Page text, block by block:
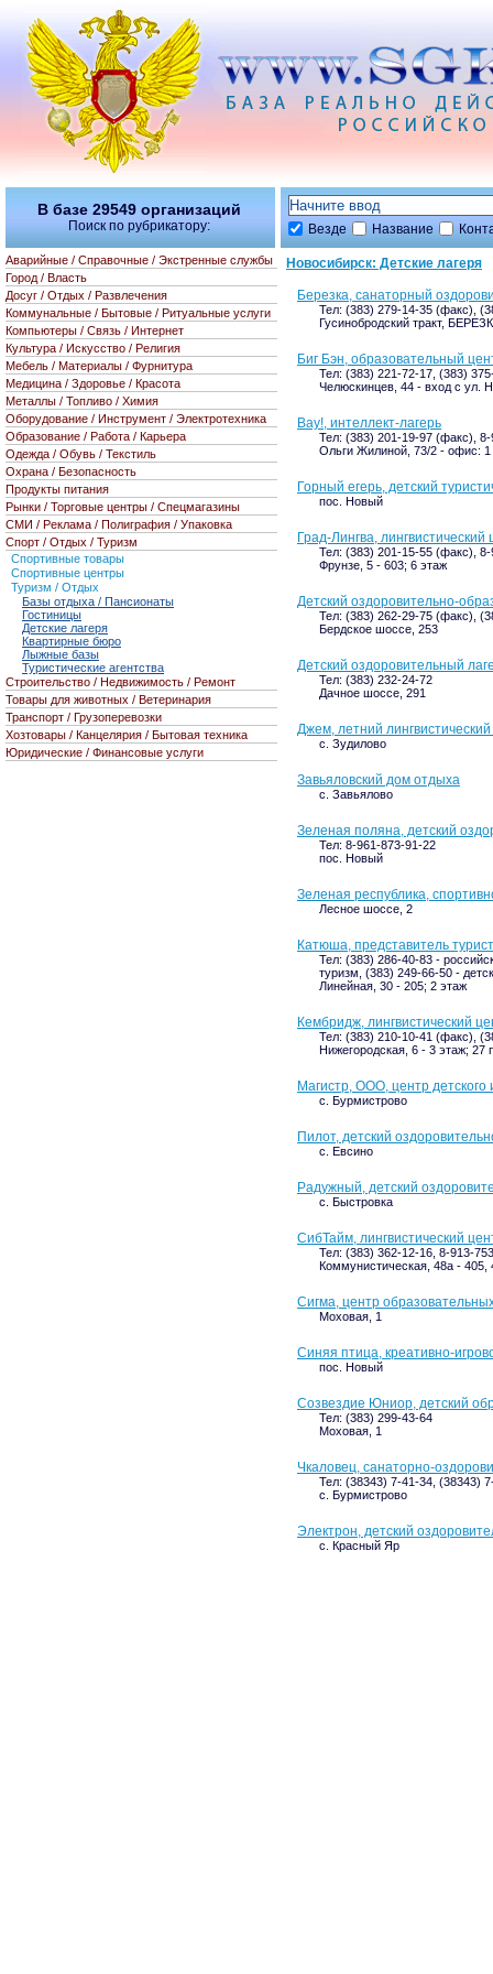
Везде Название
Новосибирск: Детские лагеря
Березка, санаторный
Тел: (383) 279-14-35 (факс),
Гусинобродский тракт,
Биг Бэн, образовательный
Тел: (383) 221-72-17, (383)
Челюскинцев, 44 - вход с ул.
Вау!, интеллект-лагерь
Тел: (383) 201-19-97 (факс),
Ольги Жилиной, 73/2 - офис: 1
Горный егерь, детский
пос. Новый
Град-Лингва, лингвистический
Тел: (383) 201-15-55 (факс),
Фрунзе, 5 - 603; 6 этаж
Детский оздоровительно-
Тел: (383) 262-29-75 (факс),
Бердское шоссе, 253
Детский оздоровительный
Тел: (383) 232-24-72
Дачное шоссе, 291
Джем, летний
с. Зудилово
Завьяловский дом отдыха
с. Завьялово
Зеленая поляна, детский
Тел: 8-961-873-91-22
пос. Новый
Зеленая республика,
Лесное шоссе, 2
Катюша, представитель
Тел: (383) 286-40-83 -
туризм, (383) 249-66-50 -
Линейная, 30 - 205; 2 этаж
Кембридж, лингвистический
Тел: (383) 210-10-41 (факс),
Нижегородская, 6 - 3 этаж; 27
Магистр, ООО, центр
с. Бурмистрово
Пилот, детский
с. Евсино
Радужный, детский
с. Быстровка
СибТайм, лингвистический
Тел: (383) 362-12-16, 8-913-
Коммунистическая, 48а - 405,
Сигма, центр
Моховая, 1
Синяя птица, креативно-
пос. Новый
Созвездие Юниор, детский
Тел: (383) 299-43-64
Моховая, 1
Чкаловец, санаторно-
Тел: (38343) 7-41-34, (38343)
с. Бурмистрово
Электрон, детский
с. Красный Яр
В базе 29549 организаций
Поиск по рубрикатору:
Аварийные / Справочные / Экстренные службы
Город / Власть
Досуг / Отдых / Развлечения
Коммунальные / Бытовые / Ритуальные услуги
Компьютеры / Связь / Интернет
Культура / Искусство / Религия
Мебель / Материалы / Фурнитура
Медицина / Здоровье / Красота
Металлы / Топливо / Химия
Оборудование / Инструмент / Электротехника
Образование / Работа / Карьера
Одежда / Обувь / Текстиль
Охрана / Безопасность
Продукты питания
Рынки / Торговые центры / Спецмагазины
СМИ / Реклама / Полиграфия / Упаковка
Спорт / Отдых / Туризм
Спортивные товары
Спортивные центры
Туризм / Отдых
Базы отдыха / Пансионаты
Гостиницы
Детские лагеря
Квартирные бюро
Лыжные базы
Туристические агентства
Строительство / Недвижимость / Ремонт
Товары для животных / Ветеринария
Транспорт / Грузоперевозки
Хозтовары / Канцелярия / Бытовая техника
Юридические / Финансовые услуги